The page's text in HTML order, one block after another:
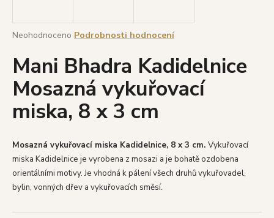
Průměrné
produktu
je
0,0
z
hvězdiček.
Neohodnoceno Podrobnosti hodnocení
Mani Bhadra Kadidelnice
Mosazná vykuřovací
miska, 8 x 3 cm
Mosazná vykuřovací miska Kadidelnice, 8 x 3 cm. Vykuřovací
miska Kadidelnice je vyrobena z mosazi a je bohatě ozdobena
orientálními motivy. Je vhodná k pálení všech druhů vykuřovadel,
bylin, vonných dřev a vykuřovacích směsí.
j
t
?
HLEDAT
D
o